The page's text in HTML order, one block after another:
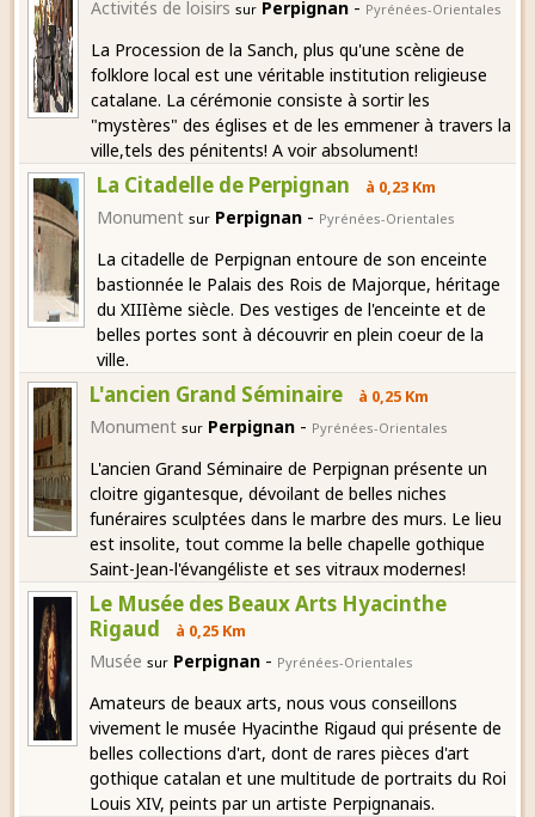
Activités de loisirs sur Perpignan - Pyrénées-Orientales
La Procession de la Sanch, plus qu'une scène de
folklore local est une véritable institution religieuse
catalane. La cérémonie consiste à sortir les
"mystères" des églises et de les emmener à travers la
ville,tels des pénitents! A voir absolument!
La Citadelle de Perpignan à 0,23 Km
Monument sur Perpignan - Pyrénées-Orientales
La citadelle de Perpignan entoure de son enceinte
bastionnée le Palais des Rois de Majorque, héritage
du XIIIème siècle. Des vestiges de l'enceinte et de
belles portes sont à découvrir en plein coeur de la
ville.
L'ancien Grand Séminaire à 0,25 Km
Monument sur Perpignan - Pyrénées-Orientales
L'ancien Grand Séminaire de Perpignan présente un
cloitre gigantesque, dévoilant de belles niches
funéraires sculptées dans le marbre des murs. Le lieu
est insolite, tout comme la belle chapelle gothique
Saint-Jean-l'évangéliste et ses vitraux modernes!
Le Musée des Beaux Arts Hyacinthe
Rigaud
à 0,25 Km
Musée sur Perpignan - Pyrénées-Orientales
Amateurs de beaux arts, nous vous conseillons
vivement le musée Hyacinthe Rigaud qui présente de
belles collections d'art, dont de rares pièces d'art
gothique catalan et une multitude de portraits du Roi
Louis XIV, peints par un artiste Perpignanais.